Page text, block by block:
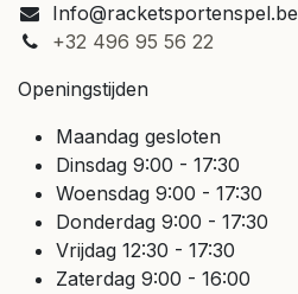
Info@racketsportenspel.be
+32 496 95 56 22
Openingstijden
Maandag gesloten
Dinsdag 9:00 - 17:30
Woensdag 9:00 - 17:30
Donderdag 9:00 - 17:30
Vrijdag 12:30 - 17:30
Zaterdag 9:00 - 16:00